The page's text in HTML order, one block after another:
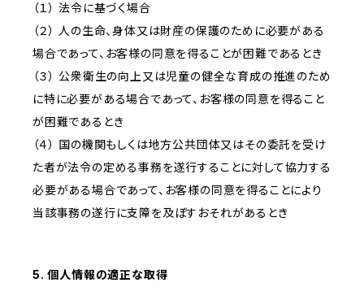
（１） 法令に基づく場合
（２） 人の生命、身体又は財産の保護のために必要がある
場合であって、お客様の同意を得ることが困難であるとき
（３） 公衆衛生の向上又は児童の健全な育成の推進のため
に特に必要がある場合であって、お客様の同意を得ること
が困難であるとき
（４） 国の機関もしくは地方公共団体又はその委託を受け
た者が法令の定める事務を遂行することに対して協力する
必要がある場合であって、お客様の同意を得ることにより
当該事務の遂行に支障を及ぼすおそれがあるとき
5. 個人情報の適正な取得